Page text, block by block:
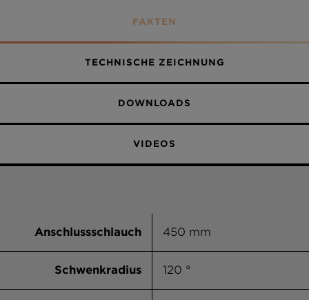
FAKTEN
TECHNISCHE ZEICHNUNG
DOWNLOADS
VIDEOS
Anschlussschlauch 450 mm
Schwenkradius 120 °